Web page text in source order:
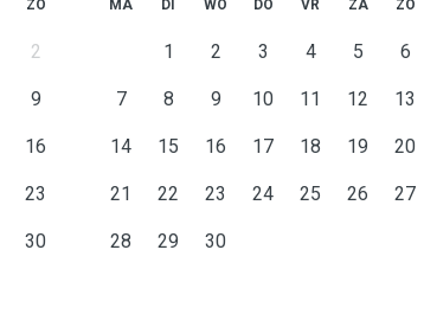
ZO
2
9
16
23
30
MA DI WO DO VR ZA ZO
1 2 3 4 5 6
7 8 9 10 11 12 13
14 15 16 17 18 19 20
21 22 23 24 25 26 27
28 29 30